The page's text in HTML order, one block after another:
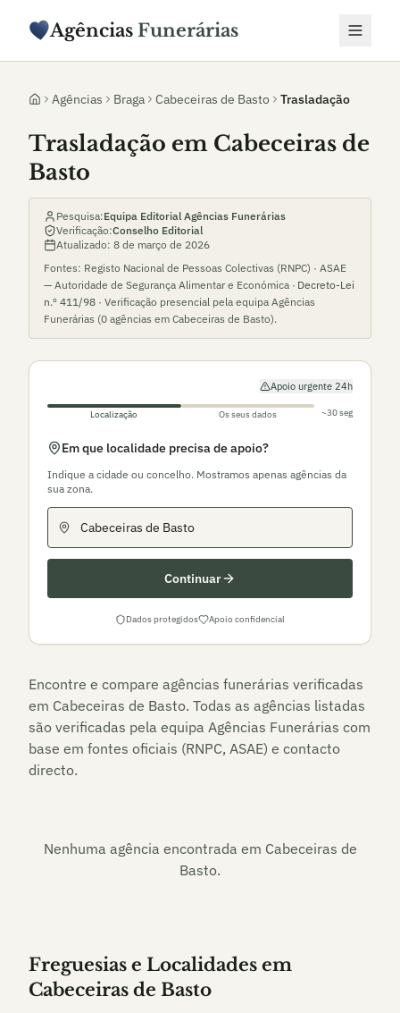
Agências Funerárias
Agências Braga Cabeceiras de Basto Trasladação
Trasladação em Cabeceiras de
Basto
Pesquisa:Equipa Editorial Agências Funerárias
Verificação:Conselho Editorial
Atualizado: 8 de março de 2026
Fontes: Registo Nacional de Pessoas Colectivas (RNPC) · ASAE
— Autoridade de Segurança Alimentar e Económica · Decreto-Lei
n.º 411/98 · Verificação presencial pela equipa Agências
Funerárias (0 agências em Cabeceiras de Basto).
Apoio urgente 24h
Localização Os seus dados ~30 seg
Em que localidade precisa de apoio?
Indique a cidade ou concelho. Mostramos apenas agências da
sua zona.
Continuar
Dados protegidos Apoio confidencial
Encontre e compare agências funerárias verificadas
em Cabeceiras de Basto. Todas as agências listadas
são verificadas pela equipa Agências Funerárias com
base em fontes oficiais (RNPC, ASAE) e contacto
directo.
Nenhuma agência encontrada em Cabeceiras de
Basto.
Freguesias e Localidades em
Cabeceiras de Basto